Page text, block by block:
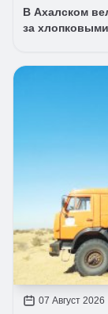
В Ахалском
за
07 Август 2026